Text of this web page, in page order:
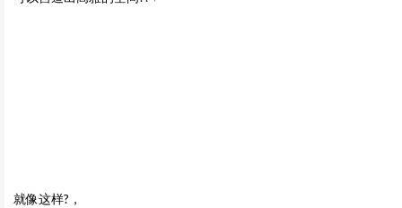
就像这样?，